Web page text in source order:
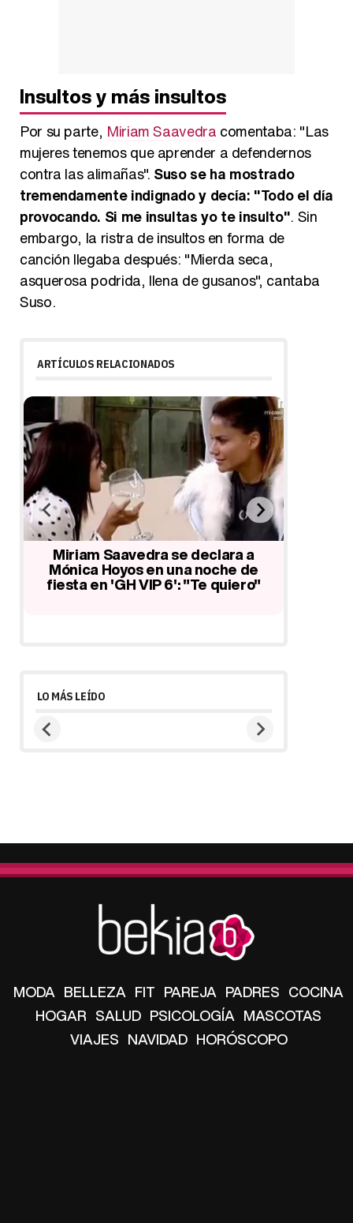
Insultos y más insultos
Por su parte, Miriam Saavedra comentaba: "Las
mujeres tenemos que aprender a defendernos
contra las alimañas". Suso se ha mostrado
tremendamente indignado y decía: "Todo el día
provocando. Si me insultas yo te insulto". Sin
embargo, la ristra de insultos en forma de
canción llegaba después: "Mierda seca,
asquerosa podrida, llena de gusanos", cantaba
Suso.
ARTÍCULOS RELACIONADOS
La monumental bronca entre Carlos
Lozano, Miriam Saavedra y Mónica
Hoyos en 'GH VIP 6'
LO MÁS LEÍDO
MODA BELLEZA FIT PAREJA PADRES COCINA
HOGAR SALUD PSICOLOGÍA MASCOTAS
VIAJES NAVIDAD HORÓSCOPO